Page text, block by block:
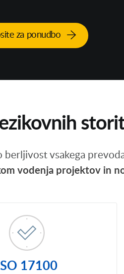
za ponudbo
vsakega
vodenja projektov in
ISO 17100